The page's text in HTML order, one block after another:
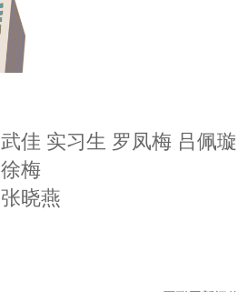
武佳 实习生 罗凤梅 吕佩璇
徐梅